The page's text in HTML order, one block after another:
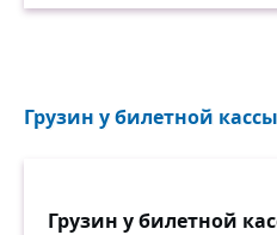
Грузин у билетной
Грузин у билетной